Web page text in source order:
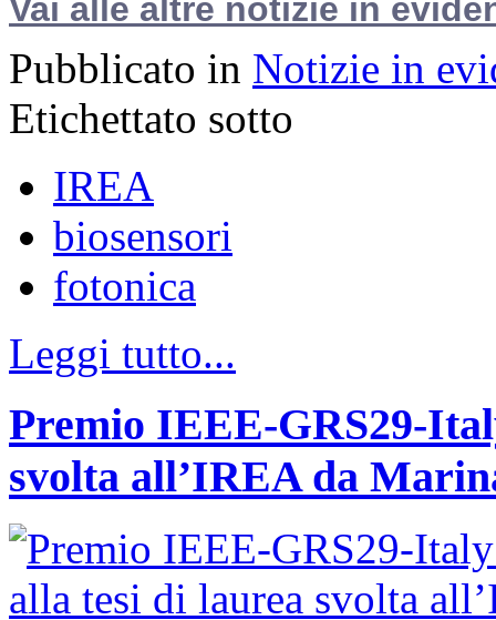
Vai alle altre notizie in
Pubblicato in Notizie in
Etichettato sotto
IREA
biosensori
fotonica
Leggi tutto...
Premio IEEE-GRS29-
svolta all’IREA da